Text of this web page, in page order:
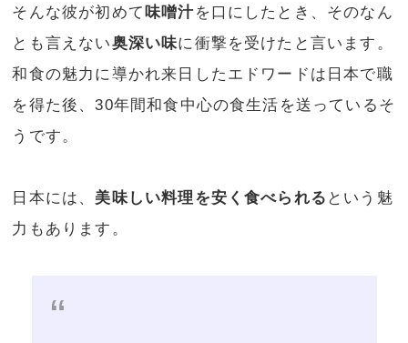
そんな彼が初めて味噌汁を口にしたとき、そのなん
とも言えない奥深い味に衝撃を受けたと言います。
和食の魅力に導かれ来日したエドワードは日本で職
を得た後、30年間和食中心の食生活を送っているそ
うです。
日本には、 美味しい料理を安く食べられる という魅
力もあります。